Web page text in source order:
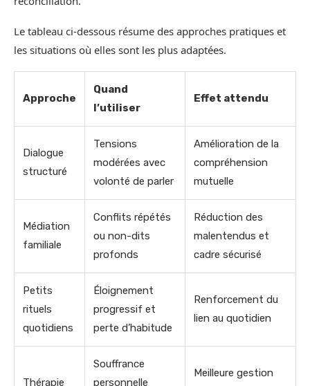
Le tableau ci-dessous résume des approches pratiques et
les situations où elles sont les plus adaptées.
Approche
Quand
l’utiliser
Effet attendu
Dialogue
structuré
Tensions
modérées avec
volonté de parler
Amélioration de la
compréhension
mutuelle
Médiation
familiale
Conflits répétés
ou non-dits
profonds
Réduction des
malentendus et
cadre sécurisé
Petits
rituels
quotidiens
Éloignement
progressif et
perte d’habitude
Renforcement du
lien au quotidien
Thérapie
Souffrance
personnelle
Meilleure gestion